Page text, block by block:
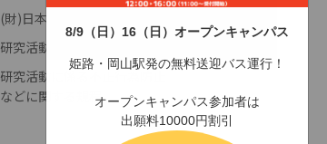
8/9（日）16（日）オープンキャンパス
姫路・岡山駅発の無料送迎バス運行！
オープンキャンパス参加者は
出願料10000円割引
(財)日本高等教育評価機構
研究活動に係る不正行為調査申立窓口
研究活動に係る不正行為防止
などに関する規程